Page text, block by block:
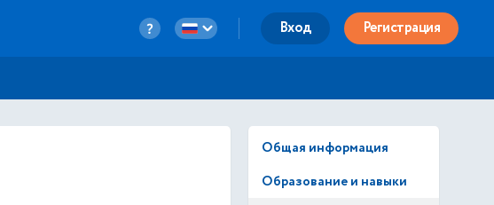
Вход Регистрация
Общая информация
Образование и навыки